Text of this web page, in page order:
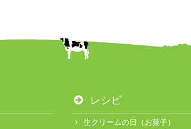
レシピ
生クリームの日（お菓子）